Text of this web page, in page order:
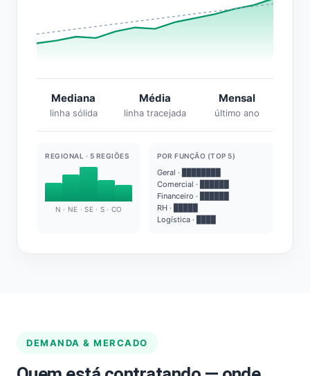
Mediana
linha sólida
Média
linha tracejada
Mensal
último ano
REGIONAL · 5 REGIÕES
N · NE · SE · S · CO
POR FUNÇÃO (TOP 5)
Geral · ████████
Comercial · ██████
Financeiro · ██████
RH · █████
Logística · ████
DEMANDA & MERCADO